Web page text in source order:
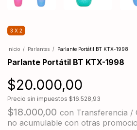
3 X 2
Inicio / Parlantes / Parlante Portátil BT KTX-1998
Parlante Portátil BT KTX-1998
$20.000,00
Precio sin impuestos $16.528,93
$18.000,00 con Transferencia /
no acumulable con otras